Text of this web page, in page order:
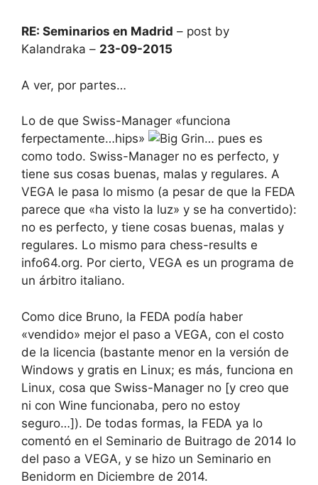
RE: Seminarios en Madrid – post by
Kalandraka – 23-09-2015
A ver, por partes…
Lo de que Swiss-Manager «funciona
ferpectamente…hips»
… pues es
como todo. Swiss-Manager no es perfecto, y
tiene sus cosas buenas, malas y regulares. A
VEGA le pasa lo mismo (a pesar de que la FEDA
parece que «ha visto la luz» y se ha convertido):
no es perfecto, y tiene cosas buenas, malas y
regulares. Lo mismo para chess-results e
info64.org. Por cierto, VEGA es un programa de
un árbitro italiano.
Como dice Bruno, la FEDA podía haber
«vendido» mejor el paso a VEGA, con el costo
de la licencia (bastante menor en la versión de
Windows y gratis en Linux; es más, funciona en
Linux, cosa que Swiss-Manager no [y creo que
ni con Wine funcionaba, pero no estoy
seguro…]). De todas formas, la FEDA ya lo
comentó en el Seminario de Buitrago de 2014 lo
del paso a VEGA, y se hizo un Seminario en
Benidorm en Diciembre de 2014.